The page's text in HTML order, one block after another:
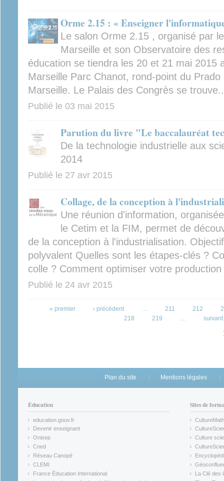
Orme 2.15 : « Enseigner
Le salon Orme 2.15 , organisé par
Marseille et son Observatoire des
éducation se tiendra les 20 et 21 mai 2015
Marseille Parc Chanot, rond-point du
Marseille. Le Palais des Congrès se
Publié le 03 mai 2015
Parution du livre "Le baccalauréat
De la technologie industrielle aux
2014
Publié le 27 avr 2015
Collage, de la conception à
Une réunion d'information,
le Cetim et la FIM, permet de
de la conception à l'industrialisation.
polyvalent Quelles sont les étapes-clés ?
colle ? Comment optimiser votre
Publié le 24 avr 2015
« premier ‹ précédent … 211 212
218
219 … suivant
Plan du site Mentions légales
Éducation
education.gouv.fr
(link is external)
Devenir enseignant
(link is external)
Onisep
(link is external)
Cned
(link is external)
Réseau Canopé
(link is external)
CLEMI
(link is external)
France Éducation International
Sites de
CultureMath
(link is
(link is
Culture
(link is
(link is
(link is
La Clé des